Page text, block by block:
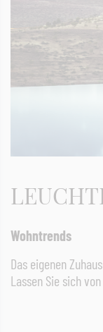
Wohntrends
Das eigenen
Lassen Sie sich